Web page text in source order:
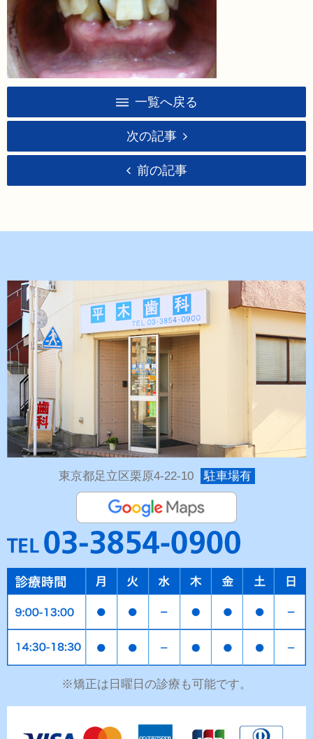
一覧へ戻る
次の記事
前の記事
東京都足立区栗原4-22-10 駐車場有
※矯正は日曜日の診療も可能です。